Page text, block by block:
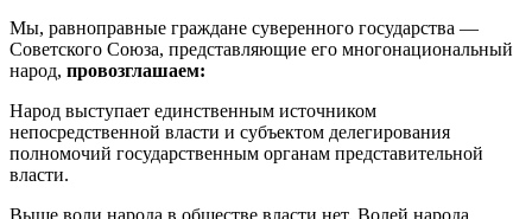
Мы, равноправные граждане суверенного государства —
Советского Союза, представляющие его многонациональный
народ, провозглашаем:
Народ выступает единственным источником
непосредственной власти и субъектом делегирования
полномочий государственным органам представительной
власти.
Выше воли народа в обществе власти нет. Волей народа